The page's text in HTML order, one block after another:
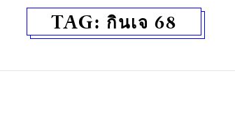
TAG: กินเจ 68